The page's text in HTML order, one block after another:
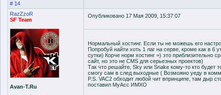
# 14
RazZzoR
SF Team
Avan-T.Ru
Опубликовано 17 Мая 2009, 15:37:07
Нормальный хостинг. Если ты не можешь его
Попробуй найти хоть 1 лаг на серве, кроме как в 6
сутки) Корче норм хостинг =) это приблизительно
сайт, но это не CMS для серьезных проектов)
Так что решайте, Sky или Snake кому-то кто будет
смогу сам в след выходные ( Возможно уеду в
P.S. VAC2 обходит любой чит впринципе, там дыр
поставил MyAcc ИМХО